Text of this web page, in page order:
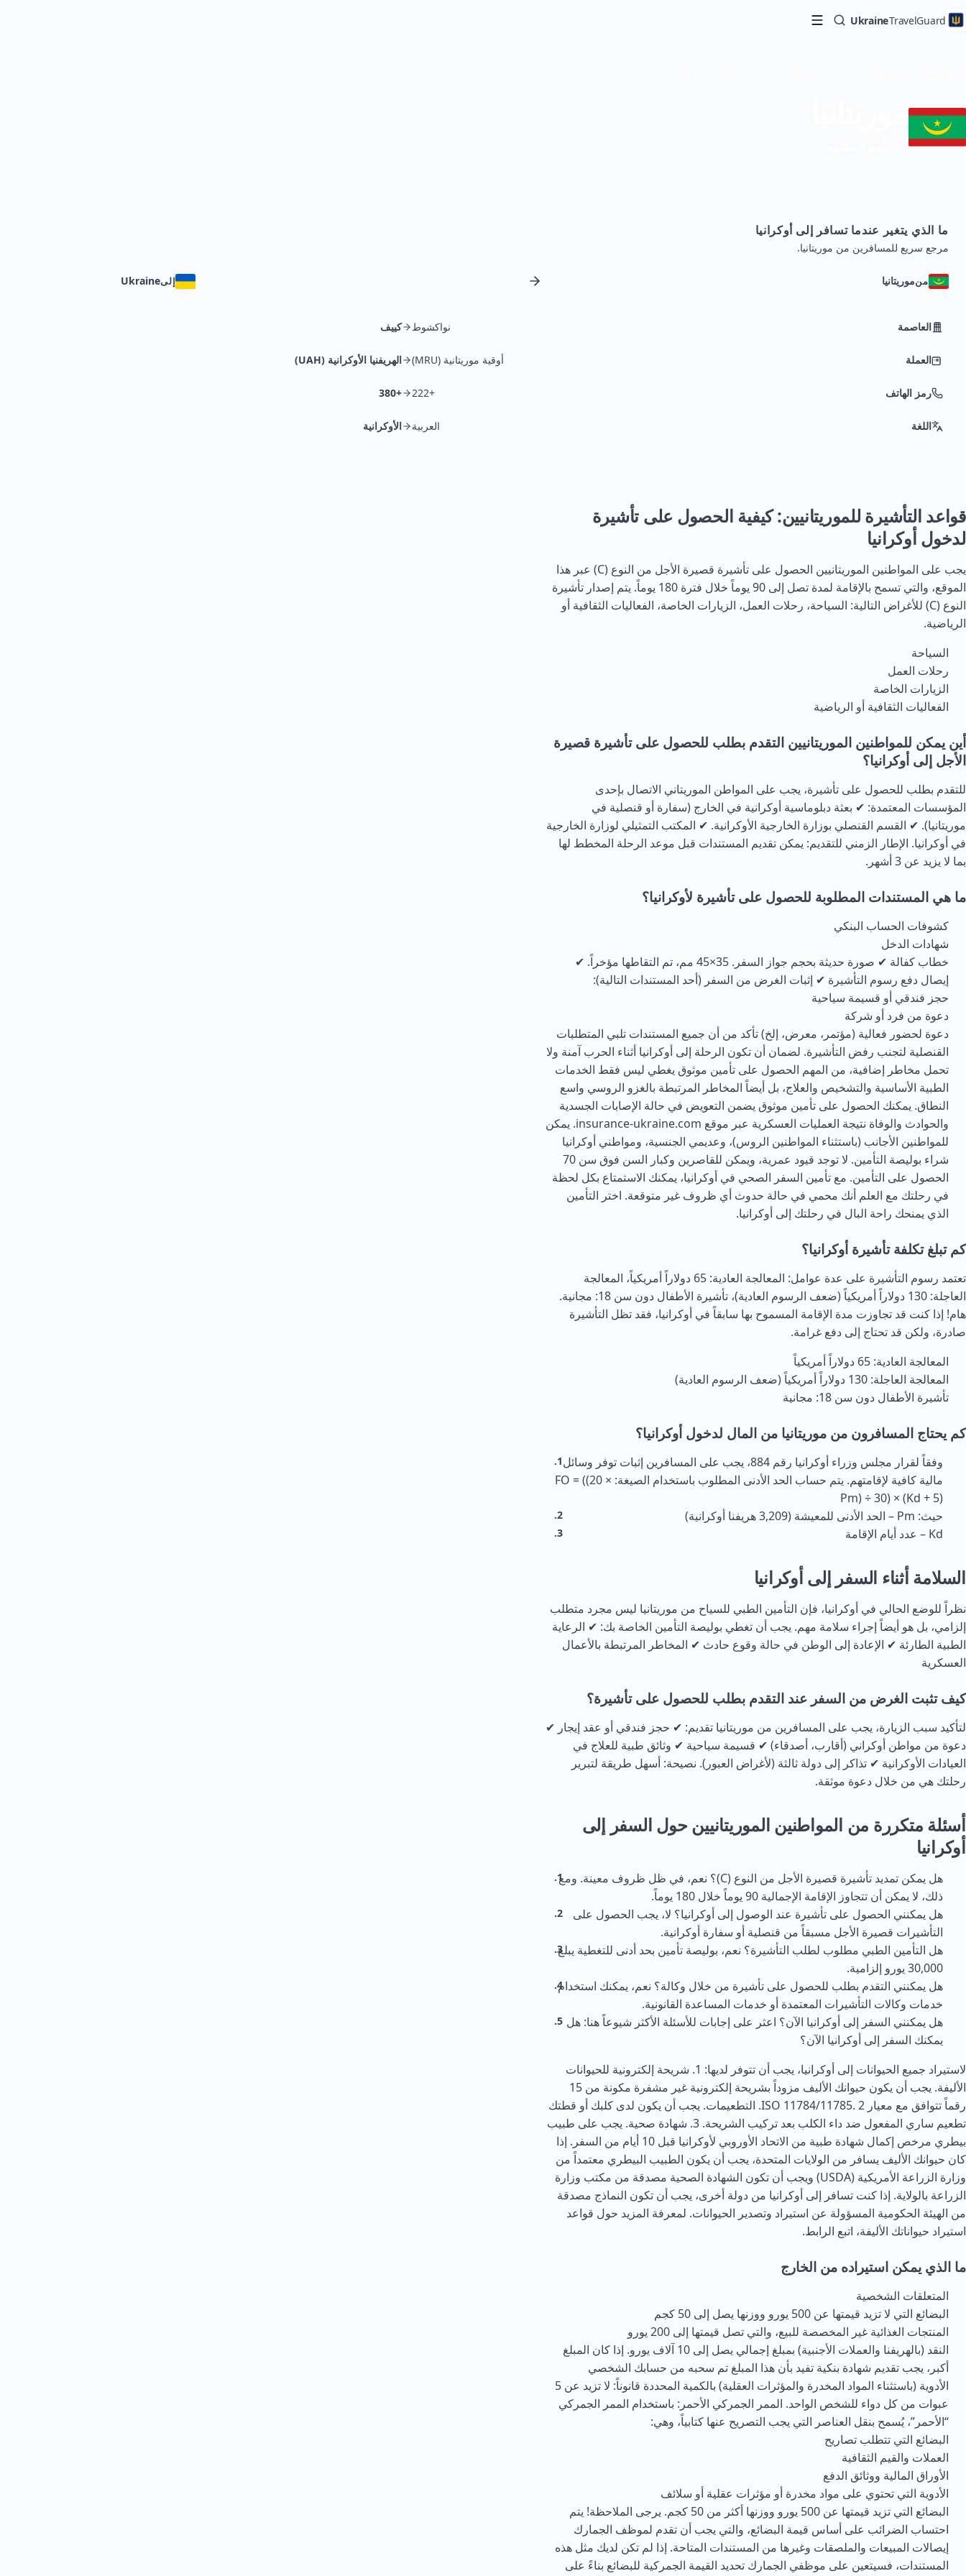
UkraineTravelGuard
ما الذي يتغير عندما تسافر إلى أوكرانيا
مرجع سريع للمسافرين من موريتانيا.
منموريتانيا إلىUkraine
العاصمة نواكشوط كييف
العملة أوقية موريتانية (MRU) الهريفنيا الأوكرانية (UAH)
رمز الهاتف +222
+380
اللغة العربية الأوكرانية
قواعد التأشيرة للموريتانيين: كيفية الحصول على تأشيرة
لدخول أوكرانيا
يجب على المواطنين الموريتانيين الحصول على تأشيرة قصيرة الأجل من النوع (C) عبر هذا
الموقع، والتي تسمح بالإقامة لمدة تصل إلى 90 يوماً خلال فترة 180 يوماً. يتم إصدار تأشيرة
النوع (C) للأغراض التالية: السياحة، رحلات العمل، الزيارات الخاصة، الفعاليات الثقافية أو
الرياضية.
السياحة
رحلات العمل
الزيارات الخاصة
الفعاليات الثقافية أو الرياضية
أين يمكن للمواطنين الموريتانيين التقدم بطلب للحصول على تأشيرة قصيرة
الأجل إلى أوكرانيا؟
للتقدم بطلب للحصول على تأشيرة، يجب على المواطن الموريتاني الاتصال بإحدى
المؤسسات المعتمدة: ✔ بعثة دبلوماسية أوكرانية في الخارج (سفارة أو قنصلية في
موريتانيا). ✔ القسم القنصلي بوزارة الخارجية الأوكرانية. ✔ المكتب التمثيلي لوزارة الخارجية
في أوكرانيا. الإطار الزمني للتقديم: يمكن تقديم المستندات قبل موعد الرحلة المخطط لها
بما لا يزيد عن 3 أشهر.
ما هي المستندات المطلوبة للحصول على تأشيرة لأوكرانيا؟
كشوفات الحساب البنكي
شهادات الدخل
خطاب كفالة ✔ صورة حديثة بحجم جواز السفر. 35×45 مم، تم التقاطها مؤخراً. ✔
إيصال دفع رسوم التأشيرة ✔ إثبات الغرض من السفر (أحد المستندات التالية):
حجز فندقي أو قسيمة سياحية
دعوة من فرد أو شركة
دعوة لحضور فعالية (مؤتمر، معرض، إلخ) تأكد من أن جميع المستندات تلبي المتطلبات
القنصلية لتجنب رفض التأشيرة. لضمان أن تكون الرحلة إلى أوكرانيا أثناء الحرب آمنة ولا
تحمل مخاطر إضافية، من المهم الحصول على تأمين موثوق يغطي ليس فقط الخدمات
الطبية الأساسية والتشخيص والعلاج، بل أيضاً المخاطر المرتبطة بالغزو الروسي واسع
النطاق. يمكنك الحصول على تأمين موثوق يضمن التعويض في حالة الإصابات الجسدية
والحوادث والوفاة نتيجة العمليات العسكرية عبر موقع insurance-ukraine.com. يمكن
للمواطنين الأجانب (باستثناء المواطنين الروس)، وعديمي الجنسية، ومواطني أوكرانيا
شراء بوليصة التأمين. لا توجد قيود عمرية، ويمكن للقاصرين وكبار السن فوق سن 70
الحصول على التأمين. مع تأمين السفر الصحي في أوكرانيا، يمكنك الاستمتاع بكل لحظة
في رحلتك مع العلم أنك محمي في حالة حدوث أي ظروف غير متوقعة. اختر التأمين
الذي يمنحك راحة البال في رحلتك إلى أوكرانيا.
كم تبلغ تكلفة تأشيرة أوكرانيا؟
تعتمد رسوم التأشيرة على عدة عوامل: المعالجة العادية: 65 دولاراً أمريكياً، المعالجة
العاجلة: 130 دولاراً أمريكياً (ضعف الرسوم العادية)، تأشيرة الأطفال دون سن 18: مجانية.
هام! إذا كنت قد تجاوزت مدة الإقامة المسموح بها سابقاً في أوكرانيا، فقد تظل التأشيرة
صادرة، ولكن قد تحتاج إلى دفع غرامة.
المعالجة العادية: 65 دولاراً أمريكياً
المعالجة العاجلة: 130 دولاراً أمريكياً (ضعف الرسوم العادية)
تأشيرة الأطفال دون سن 18: مجانية
كم يحتاج المسافرون من موريتانيا من المال لدخول أوكرانيا؟
وفقاً لقرار مجلس وزراء أوكرانيا رقم 884، يجب على المسافرين إثبات توفر وسائل
مالية كافية لإقامتهم. يتم حساب الحد الأدنى المطلوب باستخدام الصيغة: FO = ((20 ×
Pm) ÷ 30) × (Kd + 5)
حيث: Pm – الحد الأدنى للمعيشة (3,209 هريفنا أوكرانية)
Kd – عدد أيام الإقامة
السلامة أثناء السفر إلى أوكرانيا
نظراً للوضع الحالي في أوكرانيا، فإن التأمين الطبي للسياح من موريتانيا ليس مجرد متطلب
إلزامي، بل هو أيضاً إجراء سلامة مهم. يجب أن تغطي بوليصة التأمين الخاصة بك: ✔ الرعاية
الطبية الطارئة ✔ الإعادة إلى الوطن في حالة وقوع حادث ✔ المخاطر المرتبطة بالأعمال
العسكرية
كيف تثبت الغرض من السفر عند التقدم بطلب للحصول على تأشيرة؟
لتأكيد سبب الزيارة، يجب على المسافرين من موريتانيا تقديم: ✔ حجز فندقي أو عقد إيجار ✔
دعوة من مواطن أوكراني (أقارب، أصدقاء) ✔ قسيمة سياحية ✔ وثائق طبية للعلاج في
العيادات الأوكرانية ✔ تذاكر إلى دولة ثالثة (لأغراض العبور). نصيحة: أسهل طريقة لتبرير
رحلتك هي من خلال دعوة موثقة.
أسئلة متكررة من المواطنين الموريتانيين حول السفر إلى
أوكرانيا
هل يمكن تمديد تأشيرة قصيرة الأجل من النوع (C)؟ نعم، في ظل ظروف معينة. ومع
ذلك، لا يمكن أن تتجاوز الإقامة الإجمالية 90 يوماً خلال 180 يوماً.
هل يمكنني الحصول على تأشيرة عند الوصول إلى أوكرانيا؟ لا، يجب الحصول على
التأشيرات قصيرة الأجل مسبقاً من قنصلية أو سفارة أوكرانية.
هل التأمين الطبي مطلوب لطلب التأشيرة؟ نعم، بوليصة تأمين بحد أدنى للتغطية يبلغ
30,000 يورو إلزامية.
هل يمكنني التقدم بطلب للحصول على تأشيرة من خلال وكالة؟ نعم، يمكنك استخدام
خدمات وكالات التأشيرات المعتمدة أو خدمات المساعدة القانونية.
هل يمكنني السفر إلى أوكرانيا الآن؟ اعثر على إجابات للأسئلة الأكثر شيوعاً هنا: هل
يمكنك السفر إلى أوكرانيا الآن؟
لاستيراد جميع الحيوانات إلى أوكرانيا، يجب أن تتوفر لديها: 1. شريحة إلكترونية للحيوانات
الأليفة. يجب أن يكون حيوانك الأليف مزوداً بشريحة إلكترونية غير مشفرة مكونة من 15
رقماً تتوافق مع معيار ISO 11784/11785. 2. التطعيمات. يجب أن يكون لدى كلبك أو قطتك
تطعيم ساري المفعول ضد داء الكلب بعد تركيب الشريحة. 3. شهادة صحية. يجب على طبيب
بيطري مرخص إكمال شهادة طبية من الاتحاد الأوروبي لأوكرانيا قبل 10 أيام من السفر. إذا
كان حيوانك الأليف يسافر من الولايات المتحدة، يجب أن يكون الطبيب البيطري معتمداً من
وزارة الزراعة الأمريكية (USDA) ويجب أن تكون الشهادة الصحية مصدقة من مكتب وزارة
الزراعة بالولاية. إذا كنت تسافر إلى أوكرانيا من دولة أخرى، يجب أن تكون النماذج مصدقة
من الهيئة الحكومية المسؤولة عن استيراد وتصدير الحيوانات. لمعرفة المزيد حول قواعد
استيراد حيواناتك الأليفة، اتبع الرابط.
ما الذي يمكن استيراده من الخارج
المتعلقات الشخصية
البضائع التي لا تزيد قيمتها عن 500 يورو ووزنها يصل إلى 50 كجم
المنتجات الغذائية غير المخصصة للبيع، والتي تصل قيمتها إلى 200 يورو
النقد (بالهريفنا والعملات الأجنبية) بمبلغ إجمالي يصل إلى 10 آلاف يورو. إذا كان المبلغ
أكبر، يجب تقديم شهادة بنكية تفيد بأن هذا المبلغ تم سحبه من حسابك الشخصي
الأدوية (باستثناء المواد المخدرة والمؤثرات العقلية) بالكمية المحددة قانوناً: لا تزيد عن 5
عبوات من كل دواء للشخص الواحد. الممر الجمركي الأحمر: باستخدام الممر الجمركي
“الأحمر”، يُسمح بنقل العناصر التي يجب التصريح عنها كتابياً، وهي:
البضائع التي تتطلب تصاريح
العملات والقيم الثقافية
الأوراق المالية ووثائق الدفع
الأدوية التي تحتوي على مواد مخدرة أو مؤثرات عقلية أو سلائف
البضائع التي تزيد قيمتها عن 500 يورو ووزنها أكثر من 50 كجم. يرجى الملاحظة! يتم
احتساب الضرائب على أساس قيمة البضائع، والتي يجب أن تقدم لموظف الجمارك
إيصالات المبيعات والملصقات وغيرها من المستندات المتاحة. إذا لم تكن لديك مثل هذه
المستندات، فسيتعين على موظفي الجمارك تحديد القيمة الجمركية للبضائع بناءً على